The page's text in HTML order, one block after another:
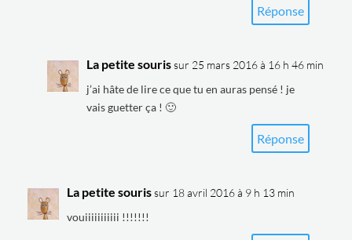
Réponse
La petite souris sur 25 mars 2016 à 16 h 46 min
j’ai hâte de lire ce que tu en auras pensé ! je
vais guetter ça ! 🙂
Réponse
La petite souris sur 18 avril 2016 à 9 h 13 min
vouiiiiiiiiiii !!!!!!!